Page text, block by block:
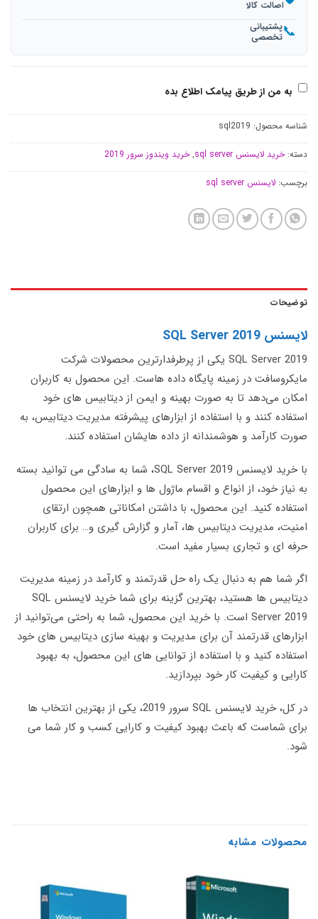
اصالت کالا
📞پشتیبانی
تخصصی
به من از طریق پیامک اطلاع بده
شناسه محصول: sql2019
دسته:خرید لایسنس sql server ,خرید ویندوز سرور 2019
برچسب: لایسنس sql server
توضیحات
لایسنس SQL Server 2019
SQL Server 2019 یکی از پرطرفدارترین محصولات شرکت
مایکروسافت در زمینه پایگاه داده هاست. این محصول به کاربران
امکان می‌دهد تا به صورت بهینه و ایمن از دیتابیس های خود
استفاده کنند و با استفاده از ابزارهای پیشرفته مدیریت دیتابیس، به
صورت کارآمد و هوشمندانه از داده هایشان استفاده کنند.
با خرید لایسنس SQL Server 2019، شما به سادگی می توانید بسته
به نیاز خود، از انواع و اقسام ماژول ها و ابزارهای این محصول
استفاده کنید. این محصول، با داشتن امکاناتی همچون ارتقای
امنیت، مدیریت دیتابیس ها، آمار و گزارش گیری و… برای کاربران
حرفه ای و تجاری بسیار مفید است.
اگر شما هم به دنبال یک راه حل قدرتمند و کارآمد در زمینه مدیریت
دیتابیس ها هستید، بهترین گزینه برای شما خرید لایسنس SQL
Server 2019 است. با خرید این محصول، شما به راحتی می‌توانید از
ابزارهای قدرتمند آن برای مدیریت و بهینه سازی دیتابیس های خود
استفاده کنید و با استفاده از توانایی های این محصول، به بهبود
کارایی و کیفیت کار خود بپردازید.
در کل، خرید لایسنس SQL سرور 2019، یکی از بهترین انتخاب ها
برای شماست که باعث بهبود کیفیت و کارایی کسب و کار شما می
شود.
محصولات مشابه